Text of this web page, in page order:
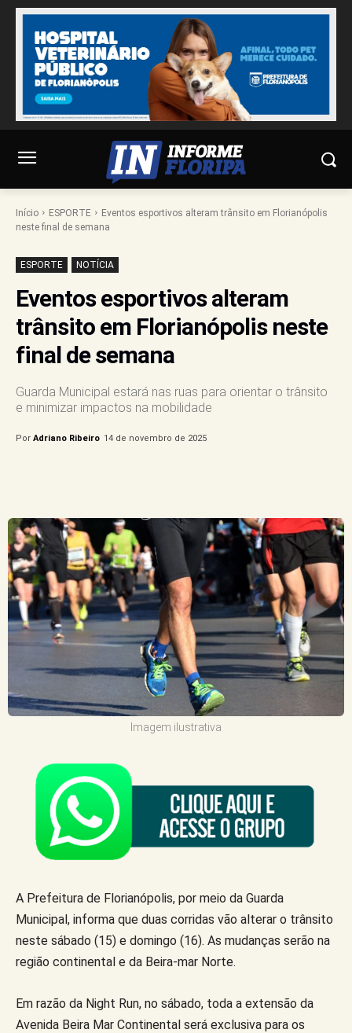
Início ESPORTE
Eventos esportivos alteram trânsito em Florianópolis
neste final de semana
ESPORTE NOTÍCIA
Eventos esportivos alteram
trânsito em Florianópolis neste
final de semana
Guarda Municipal estará nas ruas para orientar o trânsito
e minimizar impactos na mobilidade
Por Adriano Ribeiro 14 de novembro de 2025
Imagem ilustrativa
A Prefeitura de Florianópolis, por meio da Guarda
Municipal, informa que duas corridas vão alterar o trânsito
neste sábado (15) e domingo (16). As mudanças serão na
região continental e da Beira-mar Norte.
Em razão da Night Run, no sábado, toda a extensão da
Avenida Beira Mar Continental será exclusiva para os